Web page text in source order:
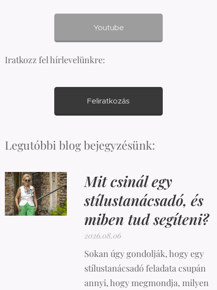
Youtube
Iratkozz fel hírlevelünkre:
Feliratkozás
Legutóbbi blog bejegyzésünk:
Mit csinál egy
stílustanácsadó, és
miben tud segíteni?
2026.08.06
Sokan úgy gondolják, hogy egy
stílustanácsadó feladata csupán
annyi, hogy megmondja, milyen